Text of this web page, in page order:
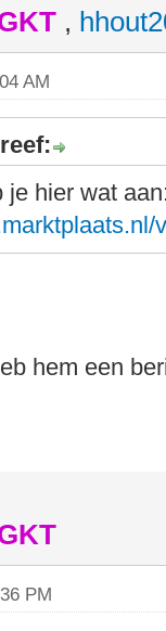
,
AM
je hier wat
hem een
PM